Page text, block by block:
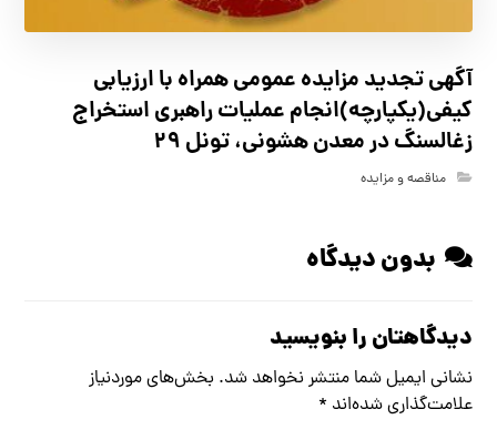
آگهي تجدید مزايده عمومی همراه با ارزیابی
کیفی(یکپارچه)انجام عملیات راهبری استخراج
زغالسنگ در معدن هشونی، تونل ۲۹
مناقصه و مزایده
بدون دیدگاه
دیدگاهتان را بنویسید
نشانی ایمیل شما منتشر نخواهد شد. بخش‌های موردنیاز
علامت‌گذاری شده‌اند *